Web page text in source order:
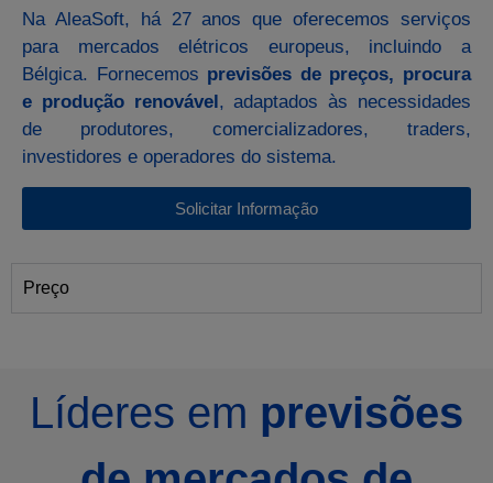
Na AleaSoft, há 27 anos que oferecemos serviços
para mercados elétricos europeus, incluindo a
Bélgica. Fornecemos previsões de preços, procura
e produção renovável, adaptados às necessidades
de produtores, comercializadores, traders,
investidores e operadores do sistema.
Solicitar Informação
Preço
Líderes em previsões